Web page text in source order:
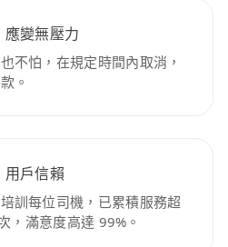
應變無壓力
不怕，在規定時間內取消，
。
用戶信賴
訓每位司機，已累積服務超
，滿意度高達 99%。